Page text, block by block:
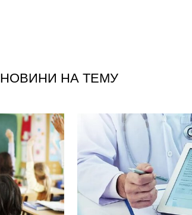
Не лишилось ні
Залучили авіацію
локалізували
Понад 20 років
Олексій Юков –
Радник
«Епіцентр» під
НОВИНИ НА ТЕМУ